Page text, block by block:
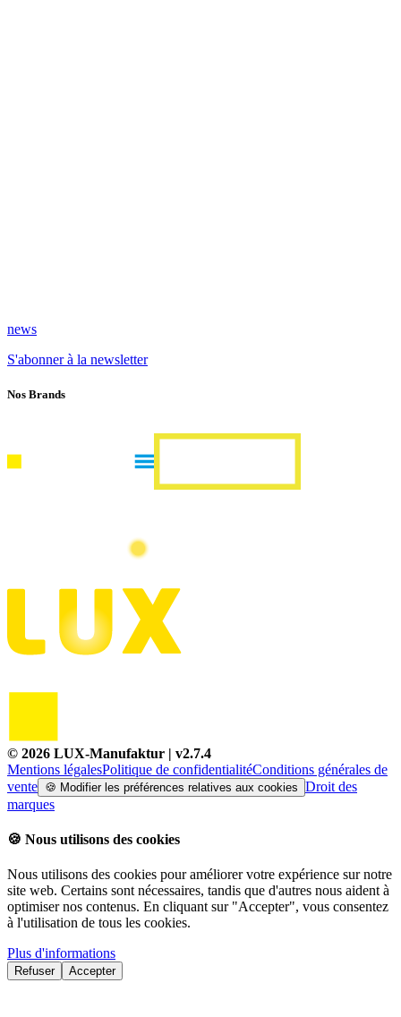
news
S'abonner à la newsletter
Nos Brands
© 2026 LUX-Manufaktur | v2.7.4
Mentions légalesPolitique de confidentialitéConditions générales de
vente 🍪 Modifier les préférences relatives aux cookies Droit des
marques
🍪 Nous utilisons des cookies
Nous utilisons des cookies pour améliorer votre expérience sur notre
site web. Certains sont nécessaires, tandis que d'autres nous aident à
optimiser nos contenus. En cliquant sur "Accepter", vous consentez
à l'utilisation de tous les cookies.
Plus d'informations
Refuser Accepter